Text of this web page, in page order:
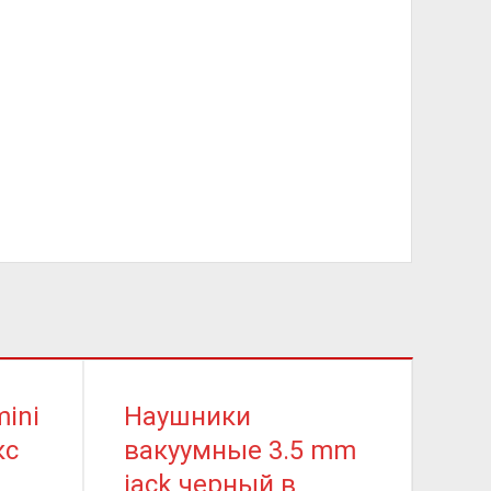
Наушники
вакуумные 3.5 mm
jack черный в